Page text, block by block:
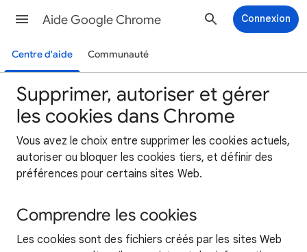
Aide Google Chrome Connexion
Centre d'aide Communauté
Supprimer, autoriser et gérer
les cookies dans Chrome
Vous avez le choix entre supprimer les cookies actuels,
autoriser ou bloquer les cookies tiers, et définir des
préférences pour certains sites Web.
Comprendre les cookies
Les cookies sont des fichiers créés par les sites Web